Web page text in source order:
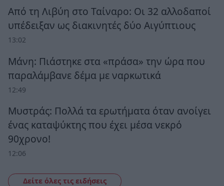
Από τη Λιβύη στο Ταίναρο: Οι 32 αλλοδαποί
υπέδειξαν ως διακινητές δύο Αιγύπτιους
13:02
Μάνη: Πιάστηκε στα «πράσα» την ώρα που
παραλάμβανε δέμα με ναρκωτικά
12:49
Μυστράς: Πολλά τα ερωτήματα όταν ανοίγει
ένας καταψύκτης που έχει μέσα νεκρό
90χρονο!
12:06
Δείτε όλες τις ειδήσεις